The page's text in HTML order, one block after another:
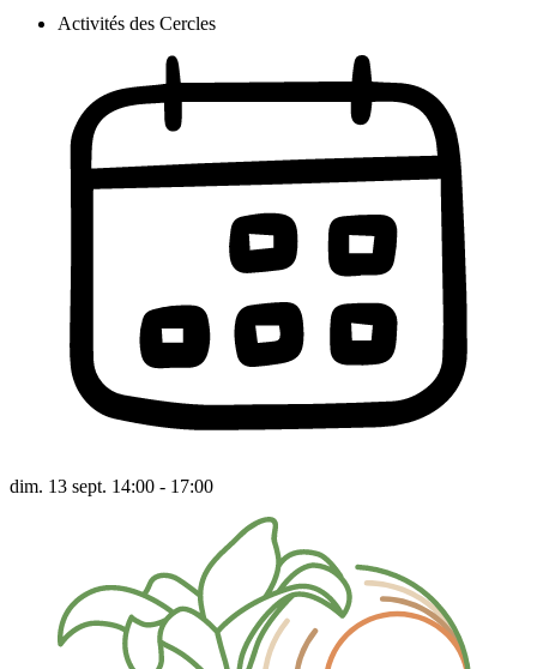
Activités des Cercles
dim. 13 sept. 14:00 - 17:00